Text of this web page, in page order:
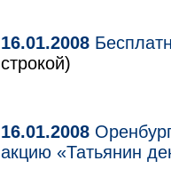
16.01.2008
строкой)
16.01.2008
акцию «Татьянин